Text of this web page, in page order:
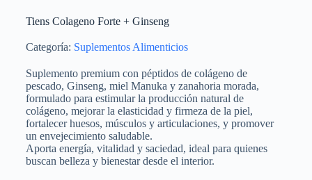
Tiens Colageno Forte + Ginseng
Categoría: Suplementos Alimenticios
Suplemento premium con péptidos de colágeno de
pescado, Ginseng, miel Manuka y zanahoria morada,
formulado para estimular la producción natural de
colágeno, mejorar la elasticidad y firmeza de la piel,
fortalecer huesos, músculos y articulaciones, y promover
un envejecimiento saludable.
Aporta energía, vitalidad y saciedad, ideal para quienes
buscan belleza y bienestar desde el interior.